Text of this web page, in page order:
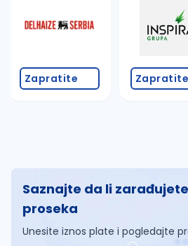
Zapratite Zapratite
Saznajte da li
proseka
Unesite iznos plate i pogledajte